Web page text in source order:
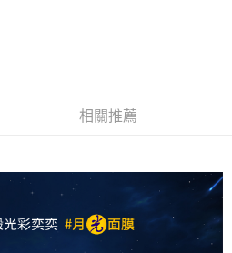
通路繳費。
期」之契約關係目的，商店將以您的個人
供予台灣大哥大進項蒐集、處理及利用，
費通知簡訊。
點擊此簡訊中的連結，可透過四大超商／
後付 」之結帳頁面顯示為準，若有關於
提供之「AFTEE先享後付」服務完成之交
個人資料，並將交易相關給付款項請求債
覽以下網址：
)免運費
上)免運費
上)免運費
相關推薦